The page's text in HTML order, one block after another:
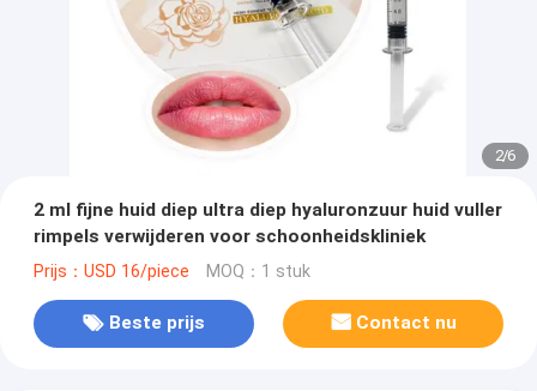
2/6
2 ml fijne huid diep ultra diep hyaluronzuur huid vuller
rimpels verwijderen voor schoonheidskliniek
Prijs：USD 16/piece MOQ：1 stuk
Beste prijs Contact nu